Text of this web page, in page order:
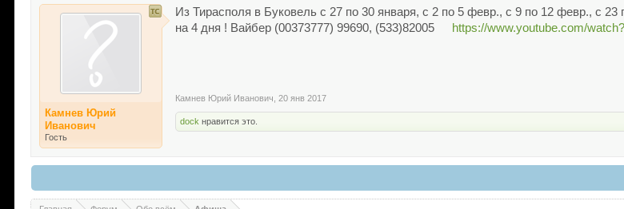
Камнев Юрий
Иванович
Гость
Из Тирасполя в Буковель с 27 по 30 января, с 2 по 5 февр., с 9 по 12 февр., с
на 4 дня ! Вайбер (00373777) 99690, (533)82005
https://www.youtube.com/
Камнев Юрий Иванович 20 янв 2017
dock нравится это.